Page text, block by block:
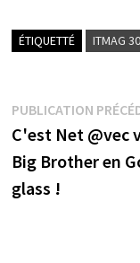
ÉTIQUETTÉ ITMAG
Navigation
de
l’article
PUBLICATION
C'est Net @vec
Big Brother en
glass !